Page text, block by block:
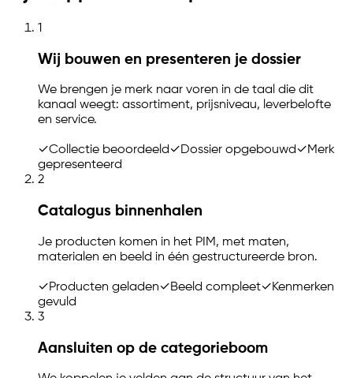
1
Wij bouwen en presenteren je dossier
We brengen je merk naar voren in de taal die dit
kanaal weegt: assortiment, prijsniveau, leverbelofte
en service.
✓Collectie beoordeeld✓Dossier opgebouwd✓Merk
gepresenteerd
2
Catalogus binnenhalen
Je producten komen in het PIM, met maten,
materialen en beeld in één gestructureerde bron.
✓Producten geladen✓Beeld compleet✓Kenmerken
gevuld
3
Aansluiten op de categorieboom